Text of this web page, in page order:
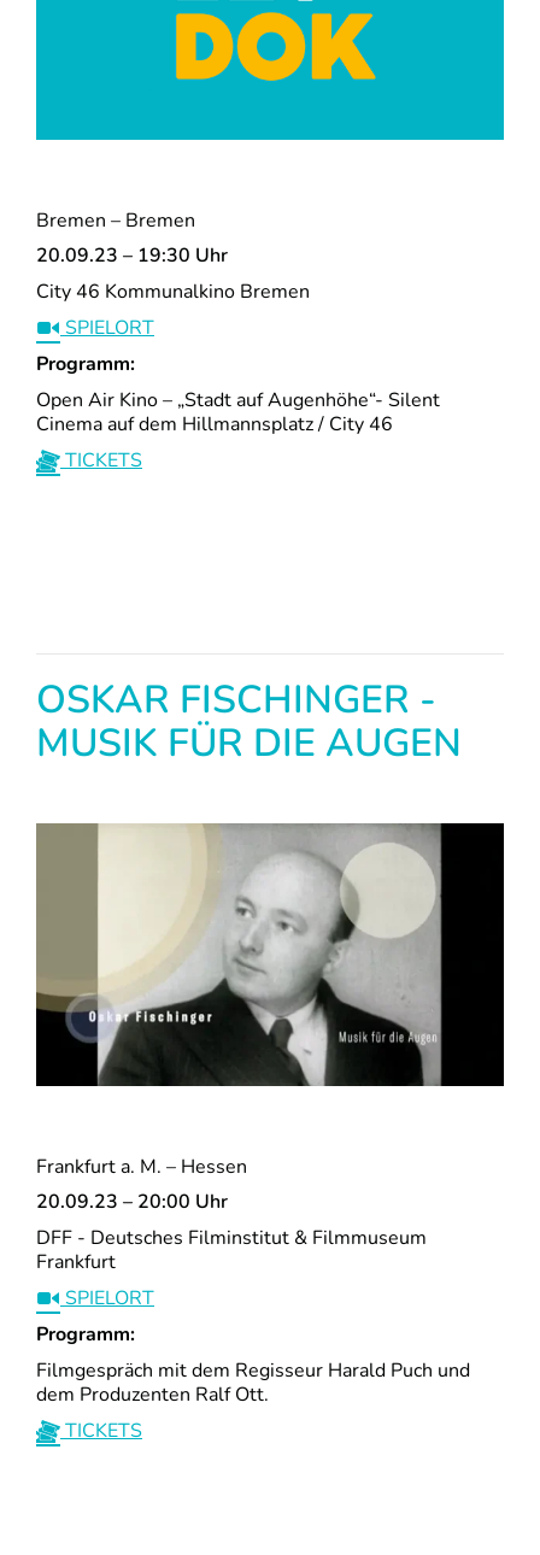
Bremen – Bremen
20.09.23 – 19:30 Uhr
City 46 Kommunalkino Bremen
SPIELORT
Programm:
Open Air Kino – „Stadt auf Augenhöhe“- Silent
Cinema auf dem Hillmannsplatz / City 46
TICKETS
OSKAR FISCHINGER -
MUSIK FÜR DIE AUGEN
Frankfurt a. M. – Hessen
20.09.23 – 20:00 Uhr
DFF - Deutsches Filminstitut & Filmmuseum
Frankfurt
SPIELORT
Programm:
Filmgespräch mit dem Regisseur Harald Puch und
dem Produzenten Ralf Ott.
TICKETS